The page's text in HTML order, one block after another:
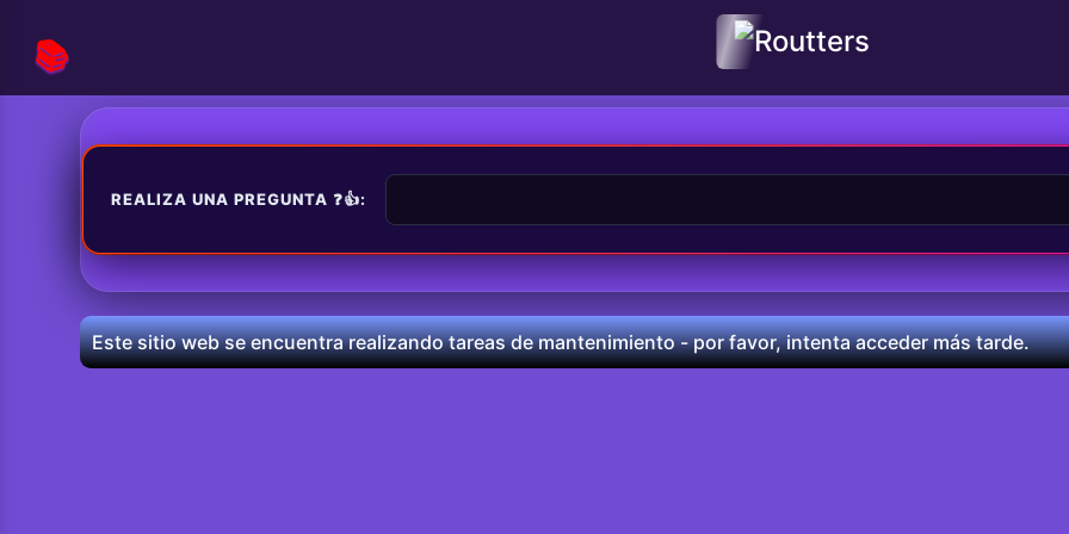
📚
REALIZA UNA PREGUNTA ❓👍:
Este sitio web se encuentra realizando tareas de mantenimiento - por favor, intenta acceder más tarde.